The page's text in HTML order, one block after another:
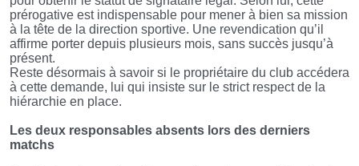
prérogative est indispensable pour mener à bien sa mission
à la tête de la direction sportive. Une revendication qu’il
affirme porter depuis plusieurs mois, sans succès jusqu’à
présent.
Reste désormais à savoir si le propriétaire du club accédera
à cette demande, lui qui insiste sur le strict respect de la
hiérarchie en place.
Les deux responsables absents lors des derniers
matchs